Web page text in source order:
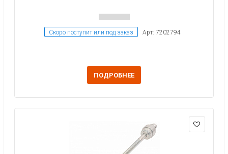
Скоро поступит или под заказ Арт: 7202794
ПОДРОБНЕЕ